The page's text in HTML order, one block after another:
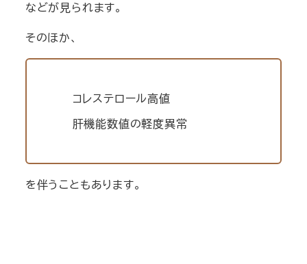
などが見られます。
そのほか、
コレステロール高値
肝機能数値の軽度異常
を伴うこともあります。